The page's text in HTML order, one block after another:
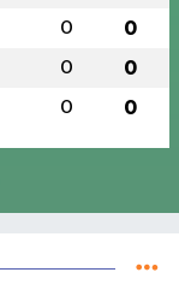
0 0
0 0
0 0